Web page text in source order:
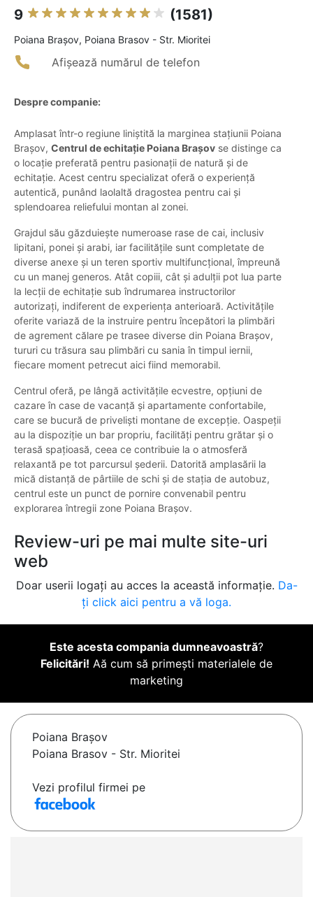
9 (1581)
Poiana Braşov, Poiana Brasov - Str. Mioritei
Afișează numărul de telefon
Despre companie:
Amplasat într-o regiune liniștită la marginea stațiunii Poiana
Brașov, Centrul de echitație Poiana Brașov se distinge ca
o locație preferată pentru pasionații de natură și de
echitație. Acest centru specializat oferă o experiență
autentică, punând laolaltă dragostea pentru cai și
splendoarea reliefului montan al zonei.
Grajdul său găzduiește numeroase rase de cai, inclusiv
lipitani, ponei și arabi, iar facilitățile sunt completate de
diverse anexe și un teren sportiv multifuncțional, împreună
cu un manej generos. Atât copiii, cât și adulții pot lua parte
la lecții de echitație sub îndrumarea instructorilor
autorizați, indiferent de experiența anterioară. Activitățile
oferite variază de la instruire pentru începători la plimbări
de agrement călare pe trasee diverse din Poiana Brașov,
tururi cu trăsura sau plimbări cu sania în timpul iernii,
fiecare moment petrecut aici fiind memorabil.
Centrul oferă, pe lângă activitățile ecvestre, opțiuni de
cazare în case de vacanță și apartamente confortabile,
care se bucură de priveliști montane de excepție. Oaspeții
au la dispoziție un bar propriu, facilități pentru grătar și o
terasă spațioasă, ceea ce contribuie la o atmosferă
relaxantă pe tot parcursul șederii. Datorită amplasării la
mică distanță de pârtiile de schi și de stația de autobuz,
centrul este un punct de pornire convenabil pentru
explorarea întregii zone Poiana Brașov.
Review-uri pe mai multe site-uri
web
Doar userii logați au acces la această informație. Da-
ți click aici pentru a vă loga.
Este acesta compania dumneavoastră?
Felicitări! Aă cum să primești materialele de
marketing
Poiana Braşov
Poiana Brasov - Str. Mioritei
Vezi profilul firmei pe